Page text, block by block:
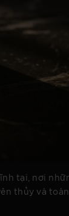
tại, nơi
thủy và